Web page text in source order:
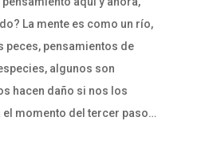
La mente es como un río,
peces, pensamientos de
algunos son
hacen daño si nos los
momento del tercer paso…